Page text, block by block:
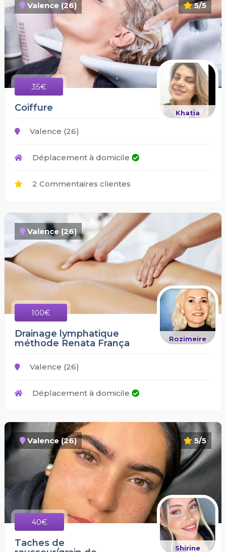
5/5
Valence (26)
35€
Khatia
Coiffure
Valence (26)
Déplacement à domicile
2 Commentaires clientes
Valence (26)
100€
Rozimeire
Drainage lymphatique
méthode Renata França
Valence (26)
Déplacement à domicile
5/5
Valence (26)
40€
Shirine
Taches de